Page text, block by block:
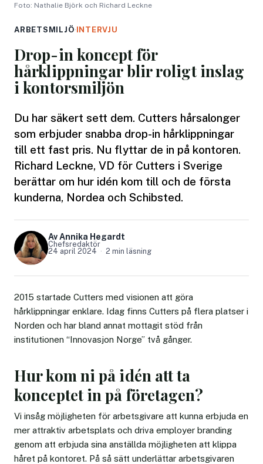
Foto: Nathalie Björk och Richard Leckne
ARBETSMILJÖ· INTERVJU
Drop-in koncept för
hårklippningar blir roligt inslag
i kontorsmiljön
Du har säkert sett dem. Cutters hårsalonger
som erbjuder snabba drop-in hårklippningar
till ett fast pris. Nu flyttar de in på kontoren.
Richard Leckne, VD för Cutters i Sverige
berättar om hur idén kom till och de första
kunderna, Nordea och Schibsted.
Av Annika Hegardt
Chefsredaktör
24 april 2024
2 min läsning
2015 startade Cutters med visionen att göra
hårklippningar enklare. Idag finns Cutters på flera platser i
Norden och har bland annat mottagit stöd från
institutionen “Innovasjon Norge” två gånger.
Hur kom ni på idén att ta
konceptet in på företagen?
Vi insåg möjligheten för arbetsgivare att kunna erbjuda en
mer attraktiv arbetsplats och driva employer branding
genom att erbjuda sina anställda möjligheten att klippa
håret på kontoret. På så sätt underlättar arbetsgivaren